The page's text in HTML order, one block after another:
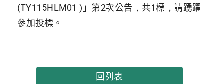
(TY115HLM01 )」第2次公告，共1標，請踴躍
參加投標。
回列表